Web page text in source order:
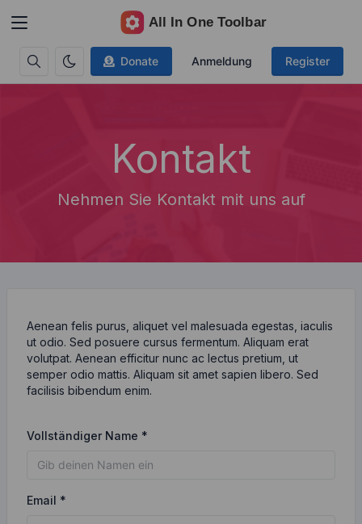
Donate Anmeldung Register
Kontakt
Nehmen Sie Kontakt mit uns auf
Aenean felis purus, aliquet vel malesuada egestas, iaculis
ut odio. Sed posuere cursus fermentum. Aliquam erat
volutpat. Aenean efficitur nunc ac lectus pretium, ut
semper odio mattis. Aliquam sit amet sapien libero. Sed
facilisis bibendum enim.
Vollständiger Name *
Email *